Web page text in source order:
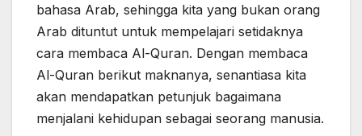
bahasa Arab, sehingga kita yang bukan orang
Arab dituntut untuk mempelajari setidaknya
cara membaca Al-Quran. Dengan membaca
Al-Quran berikut maknanya, senantiasa kita
akan mendapatkan petunjuk bagaimana
menjalani kehidupan sebagai seorang manusia.